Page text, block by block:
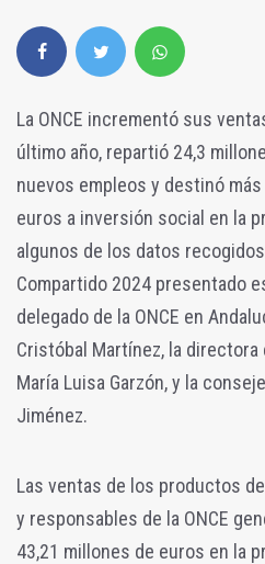
La ONCE incrementó sus
último año, repartió 24,3
nuevos empleos y destinó
euros a inversión social en la
algunos de los datos
Compartido 2024 presentado
delegado de la ONCE en
Cristóbal Martínez, la directora
María Luisa Garzón, y la
Jiménez.
Las ventas de los productos
y responsables de la ONCE
43,21 millones de euros en la